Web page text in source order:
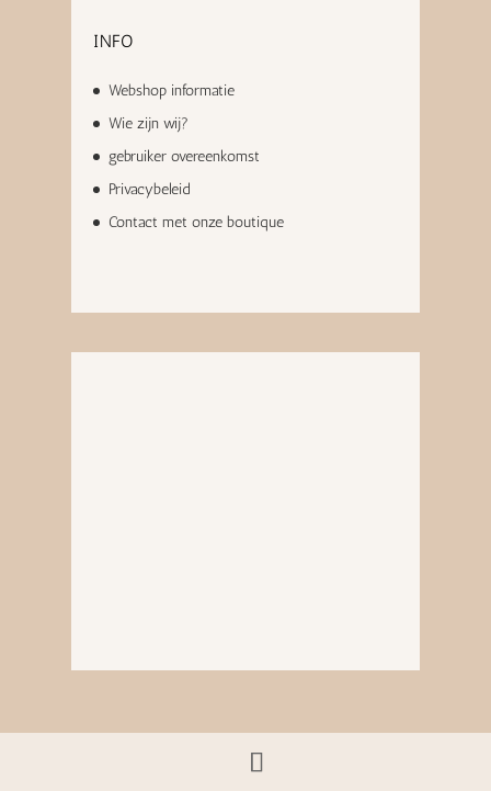
INFO
Webshop informatie
Wie zijn wij?
gebruiker overeenkomst
Privacybeleid
Contact met onze boutique